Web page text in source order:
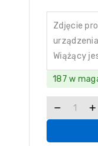
Zdjęcie
Wiążący
187 w